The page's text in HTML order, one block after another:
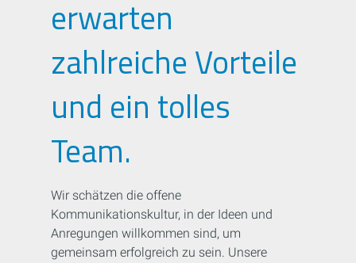
erwarten
zahlreiche Vorteile
und ein tolles
Team.
Wir schätzen die offene
Kommunikationskultur, in der Ideen und
Anregungen willkommen sind, um
gemeinsam erfolgreich zu sein. Unsere